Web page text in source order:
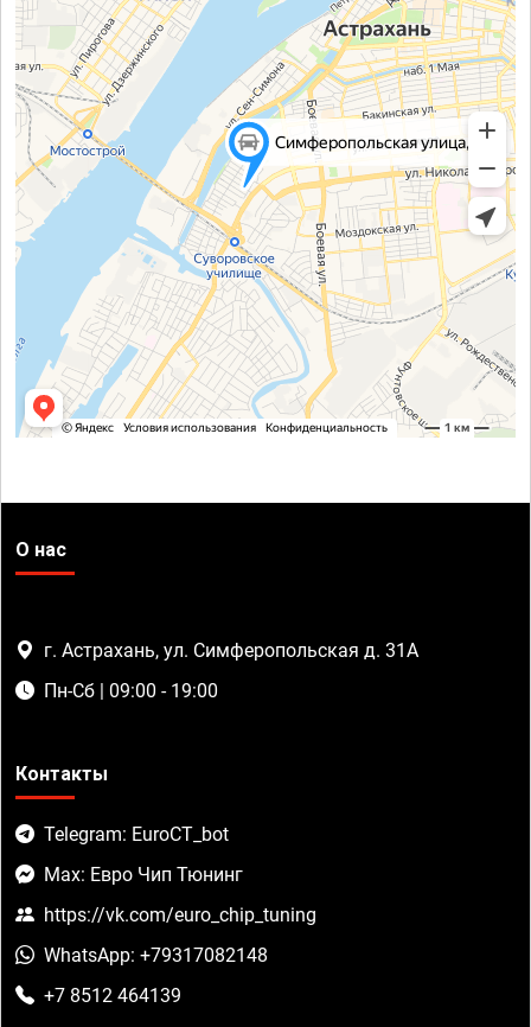
О нас
г. Астрахань, ул. Симферопольская д. 31А
Пн-Сб | 09:00 - 19:00
Контакты
Telegram: EuroCT_bot
Max: Евро Чип Тюнинг
https://vk.com/euro_chip_tuning
WhatsApp: +79317082148
+7 8512 464139